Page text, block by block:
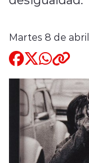
Martes 8 de